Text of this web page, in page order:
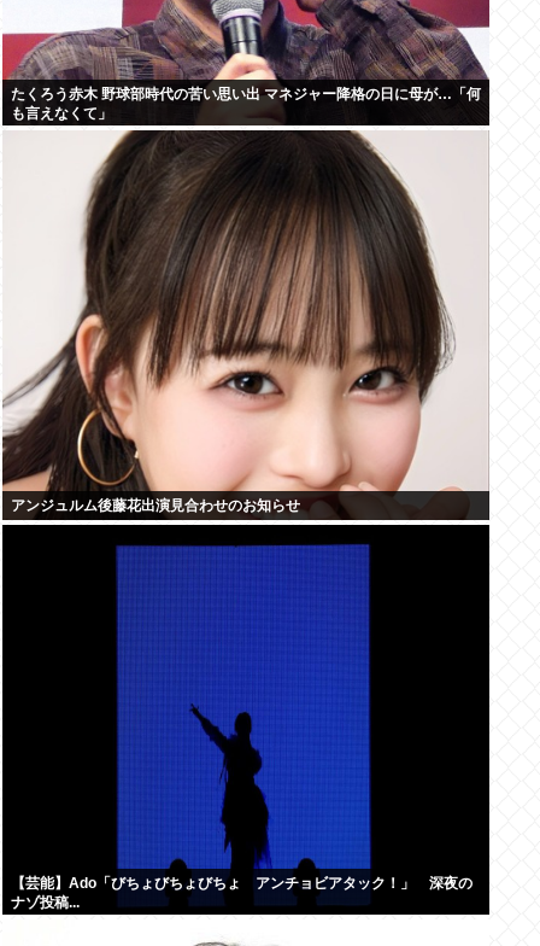
たくろう赤木 野球部時代の苦い思い出 マネジャー降格の日に母が…「何
も言えなくて」
アンジュルム後藤花出演見合わせのお知らせ
【芸能】Ado「びちょびちょびちょ アンチョビアタック！」 深夜の
ナゾ投稿...